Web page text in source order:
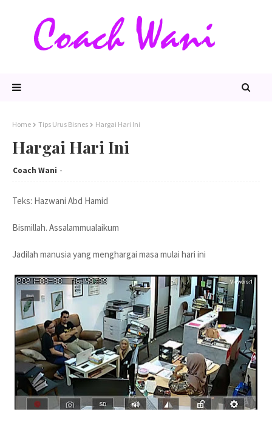
Home Tips Urus Bisnes Hargai Hari Ini
Hargai Hari Ini
Coach Wani
Teks: Hazwani Abd Hamid
Bismillah. Assalammualaikum
Jadilah manusia yang menghargai masa mulai hari ini